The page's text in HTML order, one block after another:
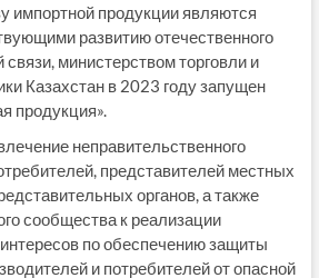
импортной продукции являются
развитию отечественного
связи, министерством торговли и
Казахстан в 2023 году запущен
продукция».
неправительственного
представителей местных
органов, а также
сообщества к реализации
по обеспечению защиты
и потребителей от опасной